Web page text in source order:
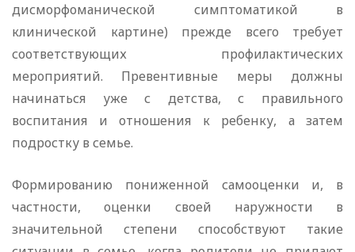
дисморфоманической симптоматикой в
клинической картине) прежде всего требует
соответствующих профилактических
мероприятий. Превентивные меры должны
начинаться уже с детства, с правильного
воспитания и отношения к ребенку, а затем
подростку в семье.
Формированию пониженной самооценки и, в
частности, оценки своей наружности в
значительной степени способствуют такие